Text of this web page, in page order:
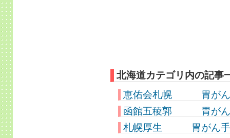
北海道カテゴリ内の記事
恵佑会札幌 胃がん
函館五稜郭 胃がん
札幌厚生 胃がん手